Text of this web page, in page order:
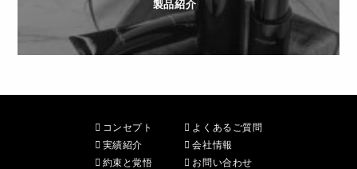
製品紹介
コンセプト
実績紹介
約束と覚悟
よくあるご質問
会社情報
お問い合わせ